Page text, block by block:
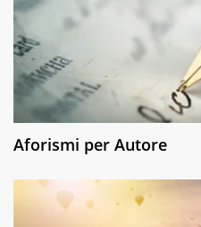
Aforismi per Autore